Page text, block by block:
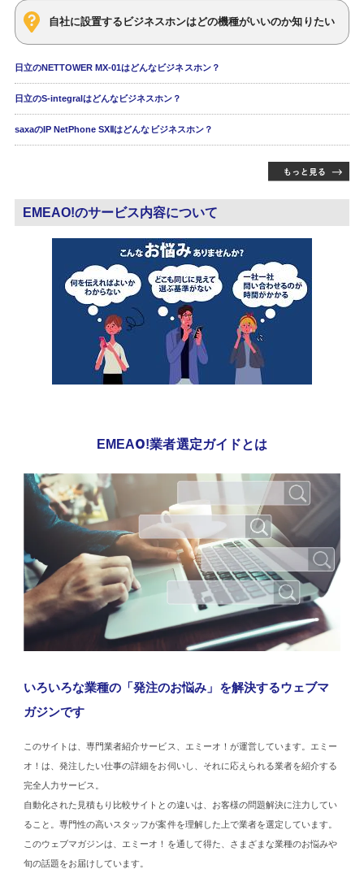
自社に設置するビジネスホンはどの機種がいいのか知りたい
日立のNETTOWER MX-01はどんなビジネスホン？
日立のS-integralはどんなビジネスホン？
saxaのIP NetPhone SXⅡはどんなビジネスホン？
EMEAO!のサービス内容について
EMEAO!業者選定ガイドとは
いろいろな業種の「発注のお悩み」を解決するウェブマ
ガジンです
このサイトは、専門業者紹介サービス、エミーオ！が運営しています。エミー
オ！は、発注したい仕事の詳細をお伺いし、それに応えられる業者を紹介する
完全人力サービス。
自動化された見積もり比較サイトとの違いは、お客様の問題解決に注力してい
ること。専門性の高いスタッフが案件を理解した上で業者を選定しています。
このウェブマガジンは、エミーオ！を通して得た、さまざまな業種のお悩みや
旬の話題をお届けしています。